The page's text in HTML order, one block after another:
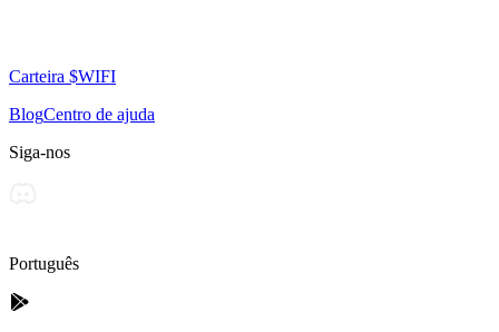
Carteira $WIFI
BlogCentro de ajuda
Siga-nos
Português